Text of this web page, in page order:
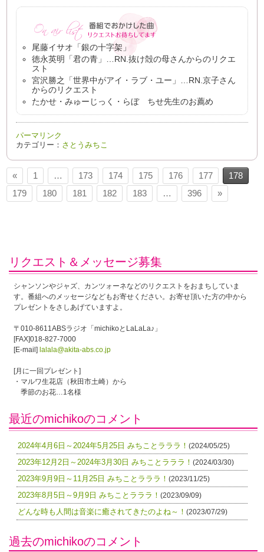
尾藤イサオ「銀の十字架」
徳永英明「君の青」…RN.抜け殻の母さんからのリクエ
スト
宮沢勝之「世界中がアイ・ラブ・ユー」…RN.京子さん
からのリクエスト
たかせ・みゅーじっく・らぼ ちせ先生のお薦め
パーマリンク
カテゴリー： さとうみちこ
« 1 … 173 174 175 176 177
178
179
180 181 182 183 … 396 »
リクエスト＆メッセージ募集
シャンソンやジャズ、カンツォーネなどのリクエストをおまちしていま
す。番組へのメッセージなどもお寄せください。お寄せ頂いた方の中から
プレゼントをさしあげていますよ。
〒010-8611ABSラジオ「michikoとLaLaLa♪」
[FAX]018-827-7000
[E-mail]lalala@akita-abs.co.jp
[月に一回プレゼント]
・マルワ生花店（秋田市土崎）から
季節のお花…1名様
最近のmichikoのコメント
2024年4月6日～2024年5月25日 みちことラララ！(2024/05/25)
2023年12月2日～2024年3月30日 みちことラララ！(2024/03/30)
2023年9月9日～11月25日 みちことラララ！(2023/11/25)
2023年8月5日～9月9日 みちことラララ！(2023/09/09)
どんな時も人間は音楽に癒されてきたのよね～！(2023/07/29)
過去のmichikoのコメント